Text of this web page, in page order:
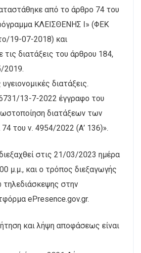
από το άρθρο 74 του
ΚΛΕΙΣΘΕΝΗΣ Ι» (ΦΕΚ
19-07-2018) και
τις διατάξεις του άρθρου 184,
2019.
διατάξεις.
13-7-2022 έγγραφο του
διατάξεων των
του ν. 4954/2022 (Α’ 136)».
στις 21/03/2023 ημέρα
μ.μ., και ο τρόπος διεξαγωγής
τηλεδιάσκεψης στην
ePresence.gov.gr.
και λήψη αποφάσεως είναι